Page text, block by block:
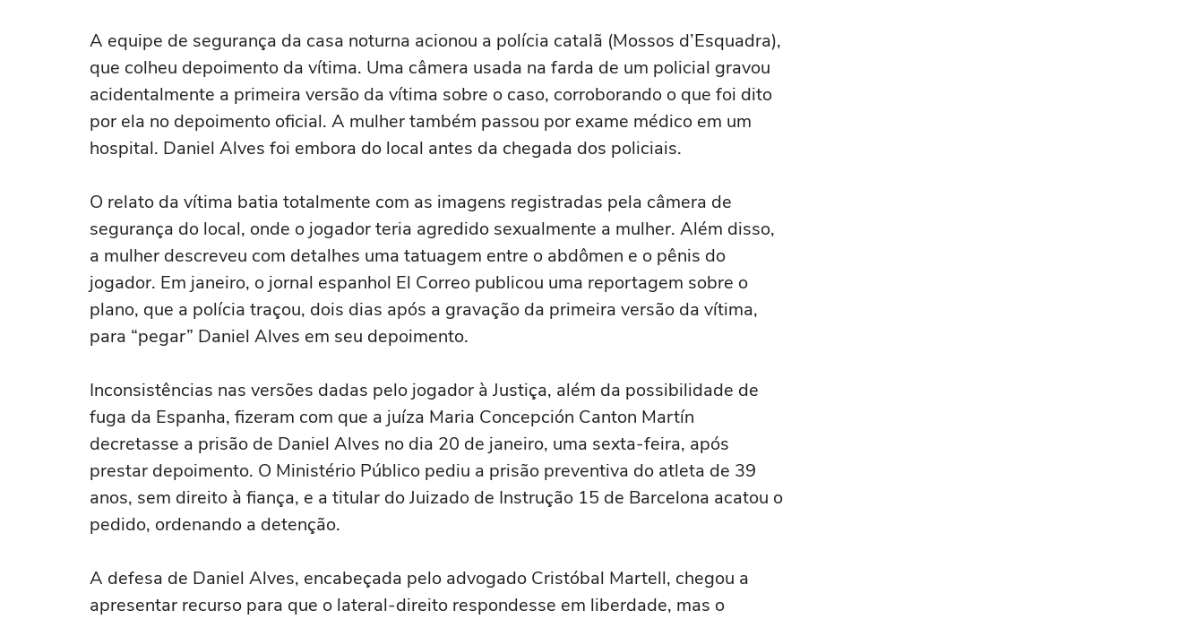
A equipe de segurança da casa noturna acionou a polícia catalã (Mossos d’Esquadra),
que colheu depoimento da vítima. Uma câmera usada na farda de um policial gravou
acidentalmente a primeira versão da vítima sobre o caso, corroborando o que foi dito
por ela no depoimento oficial. A mulher também passou por exame médico em um
hospital. Daniel Alves foi embora do local antes da chegada dos policiais.
O relato da vítima batia totalmente com as imagens registradas pela câmera de
segurança do local, onde o jogador teria agredido sexualmente a mulher. Além disso,
a mulher descreveu com detalhes uma tatuagem entre o abdômen e o pênis do
jogador. Em janeiro, o jornal espanhol El Correo publicou uma reportagem sobre o
plano, que a polícia traçou, dois dias após a gravação da primeira versão da vítima,
para “pegar” Daniel Alves em seu depoimento.
Inconsistências nas versões dadas pelo jogador à Justiça, além da possibilidade de
fuga da Espanha, fizeram com que a juíza Maria Concepción Canton Martín
decretasse a prisão de Daniel Alves no dia 20 de janeiro, uma sexta-feira, após
prestar depoimento. O Ministério Público pediu a prisão preventiva do atleta de 39
anos, sem direito à fiança, e a titular do Juizado de Instrução 15 de Barcelona acatou o
pedido, ordenando a detenção.
A defesa de Daniel Alves, encabeçada pelo advogado Cristóbal Martell, chegou a
apresentar recurso para que o lateral-direito respondesse em liberdade, mas o